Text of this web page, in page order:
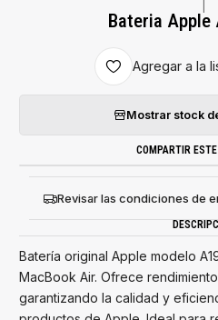
Bateria Apple
Agregar a la
Mostrar stock
COMPARTIR
Revisar las condiciones de
Batería original Apple modelo
MacBook Air. Ofrece
garantizando la calidad y